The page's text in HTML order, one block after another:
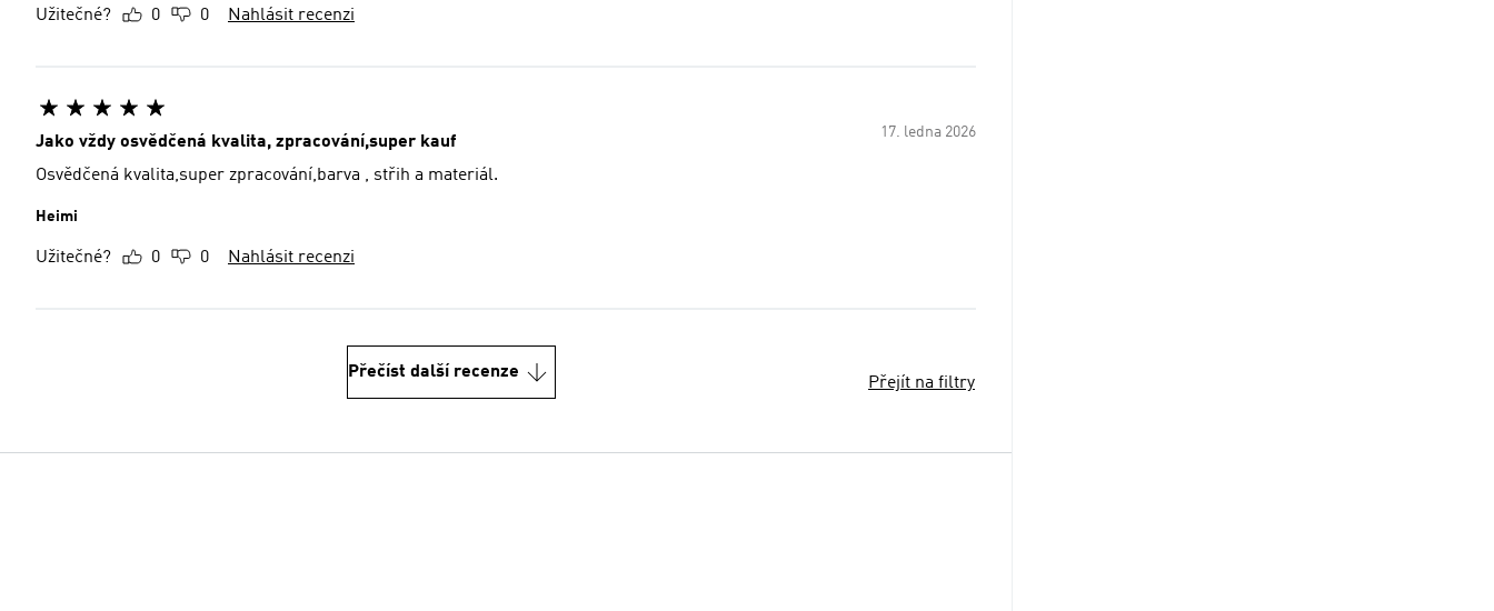
Užitečné? 0 0 Nahlásit recenzi
17. ledna 2026
Jako vždy osvědčená kvalita, zpracování,super kauf
Osvědčená kvalita,super zpracování,barva , střih a materiál.
Heimi
Užitečné? 0 0 Nahlásit recenzi
Přečíst další recenze
Přejít na filtry